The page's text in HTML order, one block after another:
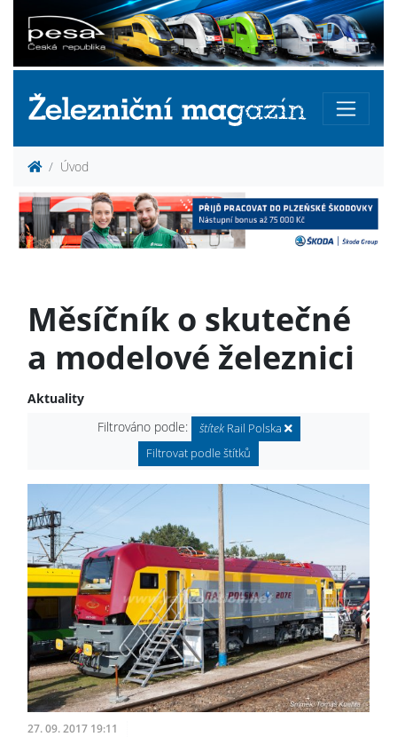
Úvod
Měsíčník o skutečné
a modelové železnici
Aktuality
Filtrováno podle:
štítekRail Polska
Filtrovat podle štítků
27. 09. 2017 19:11